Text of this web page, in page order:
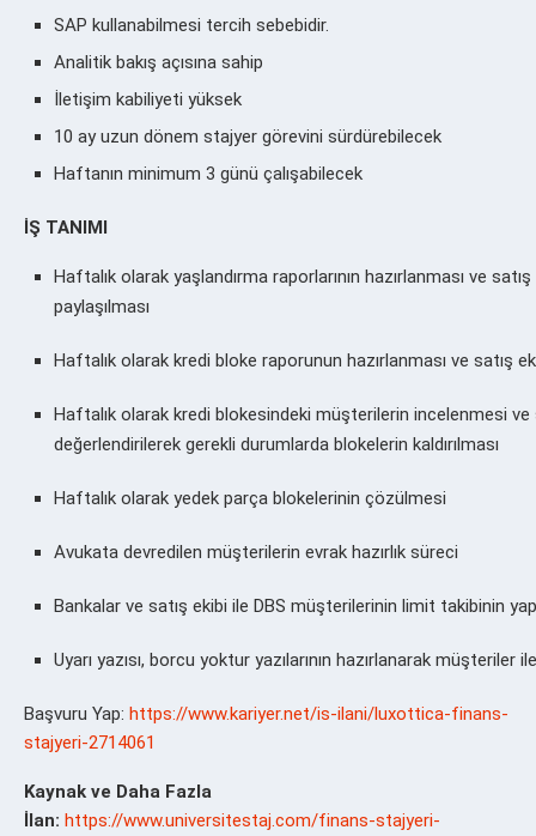
SAP kullanabilmesi tercih sebebidir.
Analitik bakış açısına sahip
İletişim kabiliyeti yüksek
10 ay uzun dönem stajyer görevini sürdürebilecek
Haftanın minimum 3 günü çalışabilecek
İŞ TANIMI
Haftalık olarak yaşlandırma raporlarının hazırlanması ve
paylaşılması
Haftalık olarak kredi bloke raporunun hazırlanması ve satış
Haftalık olarak kredi blokesindeki müşterilerin incelenmesi ve
değerlendirilerek gerekli durumlarda blokelerin kaldırılması
Haftalık olarak yedek parça blokelerinin çözülmesi
Avukata devredilen müşterilerin evrak hazırlık süreci
Bankalar ve satış ekibi ile DBS müşterilerinin limit takibinin
Uyarı yazısı, borcu yoktur yazılarının hazırlanarak müşteriler
Başvuru Yap: https://www.kariyer.net/is-ilani/luxottica-finans-
stajyeri-2714061
Kaynak ve Daha Fazla
İlan: https://www.universitestaj.com/finans-stajyeri-